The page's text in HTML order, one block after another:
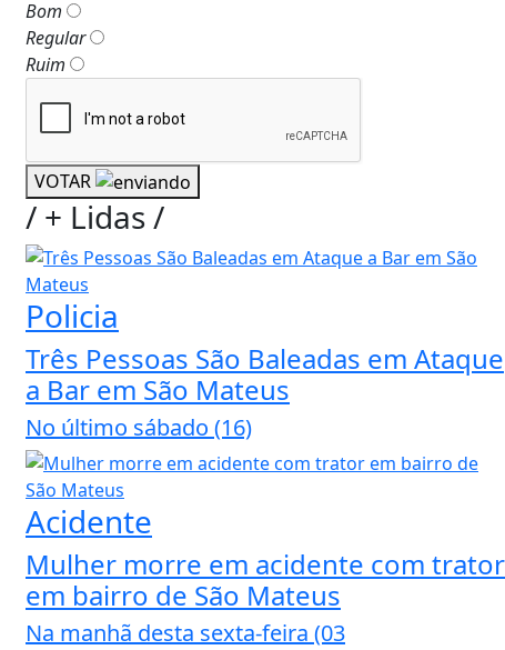
Bom
Regular
Ruim
VOTAR
/ + Lidas/
Policia
Três Pessoas São Baleadas em Ataque
a Bar em São Mateus
No último sábado (16)
Acidente
Mulher morre em acidente com trator
em bairro de São Mateus
Na manhã desta sexta-feira (03